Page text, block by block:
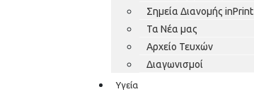
Σημεία Διανομής inPrint
Τα Νέα μας
Αρχείο Τευχών
Διαγωνισμοί
Υγεία